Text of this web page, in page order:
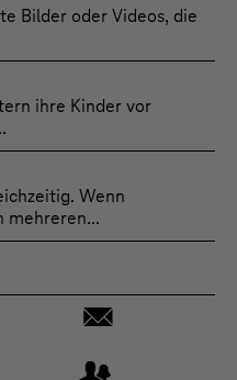
Bilder oder Videos, die
ihre Kinder vor
Wenn
mehreren...